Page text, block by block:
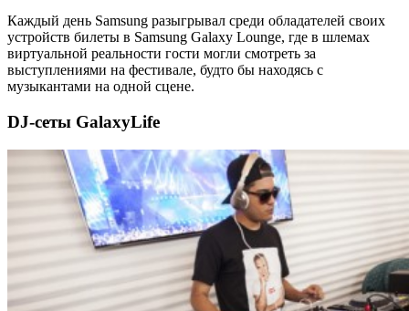
Каждый день Samsung разыгрывал среди обладателей своих
устройств билеты в Samsung Galaxy Lounge, где в шлемах
виртуальной реальности гости могли смотреть за
выступлениями на фестивале, будто бы находясь с
музыкантами на одной сцене.
DJ-сеты GalaxyLife